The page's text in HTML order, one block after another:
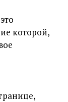
которой,